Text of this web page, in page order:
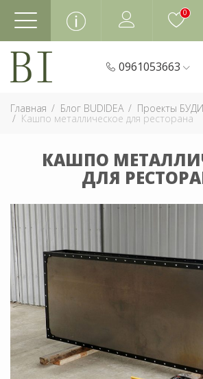
0
0961053663
Главная Блог BUDIDEA Проекты
Кашпо металлическое для ресторана
КАШПО
ДЛЯ